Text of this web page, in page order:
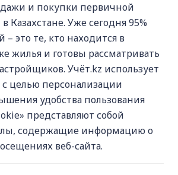
и покупки первичной
Казахстане. Уже сегодня 95%
– это те, кто находится в
жилья и готовы рассматривать
Учёт.kz использует
целью персонализации
удобства пользования
представляют собой
содержащие информацию о
веб-сайта.